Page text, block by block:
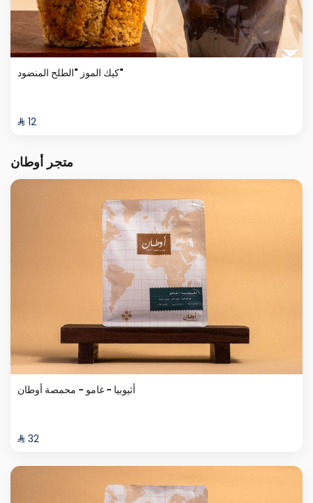
كيك الموز "الطلح المنضود"
⁨⁦‪‬ 12⁩
متجر أوطان
أثيوبيا - غامو - محمصة أوطان
⁨⁦‪‬ 32⁩